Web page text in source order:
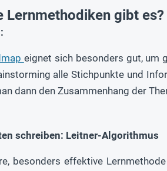
Lernmethodiken gibt
eignet sich besonders gut, um
alle Stichpunkte und
dann den Zusammenhang der
schreiben: Leitner-Algorithmus
besonders effektive